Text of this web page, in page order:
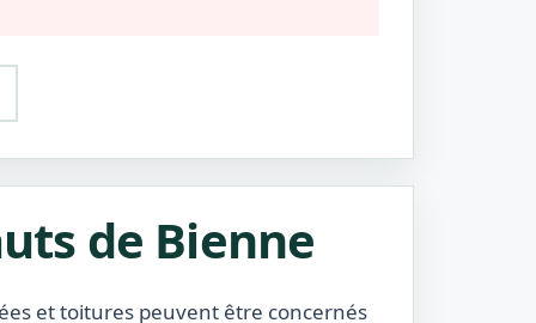
de Bienne
et toitures peuvent être concernés